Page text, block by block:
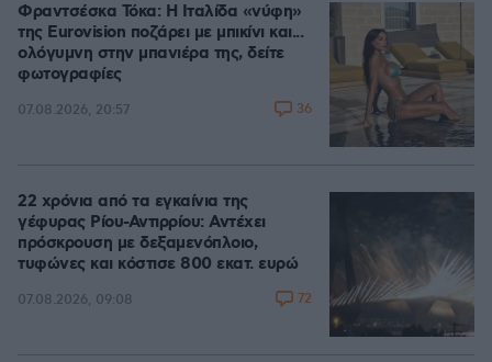
Φραντσέσκα Τόκα: Η Ιταλίδα «νύφη»
της Eurovision ποζάρει με μπικίνι και...
ολόγυμνη στην μπανιέρα της, δείτε
φωτογραφίες
07.08.2026, 20:57 36
22 χρόνια από τα εγκαίνια της
γέφυρας Ρίου-Αντιρρίου: Αντέχει
πρόσκρουση με δεξαμενόπλοιο,
τυφώνες και κόστισε 800 εκατ. ευρώ
07.08.2026, 09:08 72